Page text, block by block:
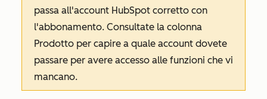
passa all'account HubSpot corretto con
l'abbonamento. Consultate la colonna
Prodotto per capire a quale account dovete
passare per avere accesso alle funzioni che vi
mancano.